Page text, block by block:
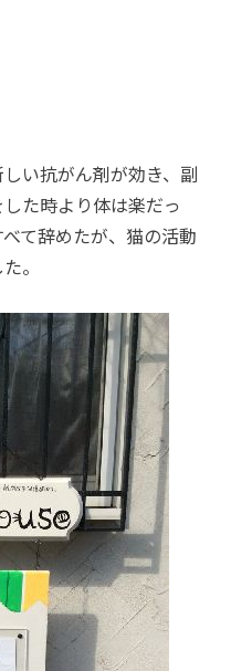
い抗がん剤が効き、副
た時より体は楽だっ
て辞めたが、猫の活動
。